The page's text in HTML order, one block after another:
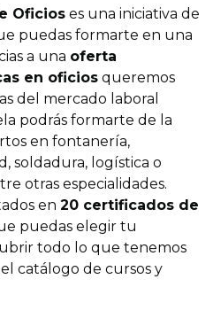
Oficios es una iniciativa de
puedas formarte en una
a una oferta
en oficios queremos
del mercado laboral
podrás formarte de la
en fontanería,
soldadura, logística o
otras especialidades.
en 20 certificados de
puedas elegir tu
todo lo que tenemos
catálogo de cursos y